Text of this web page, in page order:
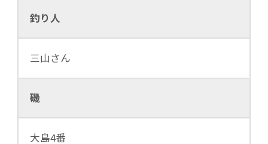
釣り人
三山さん
磯
大島4番